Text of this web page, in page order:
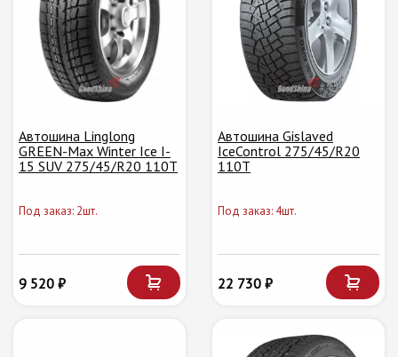
Автошина Linglong
GREEN-Max Winter Ice I-
15 SUV 275/45/R20 110T
Под заказ: 2шт.
9 520 ₽
Автошина Gislaved
IceControl 275/45/R20
110T
Под заказ: 4шт.
22 730 ₽